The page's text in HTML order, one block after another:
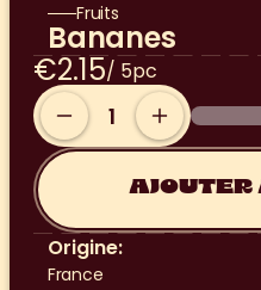
Fruits
Bananes
€2.15/ 5pc
AJOUTER
Origine:
France